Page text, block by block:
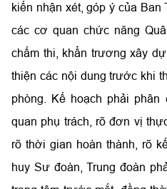
kiến nhận xét, góp ý của Ban
các cơ quan chức năng
chấm thi, khẩn trương xây
thiện các nội dung trước khi
phòng. Kế hoạch phải
quan phụ trách, rõ đơn vị
rõ thời gian hoàn thành, rõ
huy Sư đoàn, Trung đoàn